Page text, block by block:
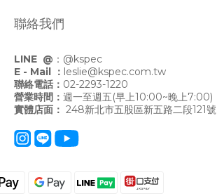
聯絡我們
LINE @ ： @kspec
E - Mail ： leslie@kspec.com.tw
聯絡電話： 02-2293-1220
營業時間： 週一至週五(早上10:00~晚上7:00)
實體店面： 248新北市五股區新五路二段121號